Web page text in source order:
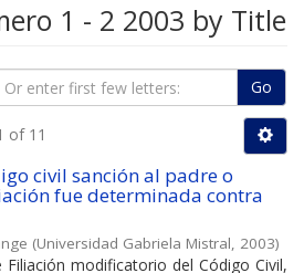
1 - 2 2003 by Title
Go
of 11
civil sanción al padre o
fue determinada contra
(Universidad Gabriela Mistral, 2003)
modificatorio del Código Civil,